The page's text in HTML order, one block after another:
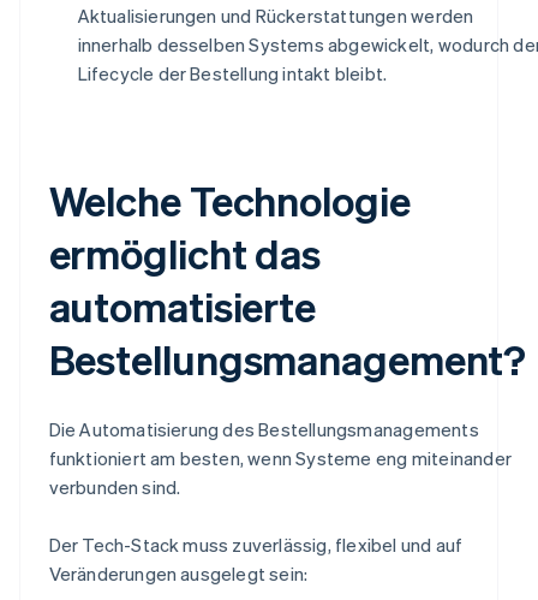
Aktualisierungen und Rückerstattungen werden
innerhalb desselben Systems abgewickelt, wodurch
Lifecycle der Bestellung intakt bleibt.
Welche Technologie
ermöglicht das
automatisierte
Bestellungsmanagement?
Die Automatisierung des Bestellungsmanagements
funktioniert am besten, wenn Systeme eng miteinander
verbunden sind.
Der Tech-Stack muss zuverlässig, flexibel und auf
Veränderungen ausgelegt sein: